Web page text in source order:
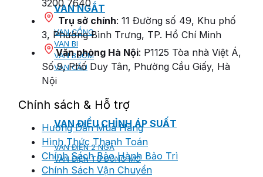
VAN NGẮT
VAN CỔNG
VAN BI
VAN BƯỚM
VAN CẦU
VAN ĐIỀU CHỈNH ÁP SUẤT
VAN ĐIỆN 2 NGÃ
VAN ĐIỆN TỪ ĐÓNG MỞ
3200 7640
Trụ sở chính: 11 Đường số 49, Khu phố
3, Phường Bình Trưng, TP. Hồ Chí Minh
Văn phòng Hà Nội: P1125 Tòa nhà Việt Á,
Số 9, Phố Duy Tân, Phường Cầu Giấy, Hà
Nội
Chính sách & Hỗ trợ
Hướng Dẫn Mua Hàng
Hình Thức Thanh Toán
Chính Sách Bảo Hành Bảo Trì
Chính Sách Vận Chuyển